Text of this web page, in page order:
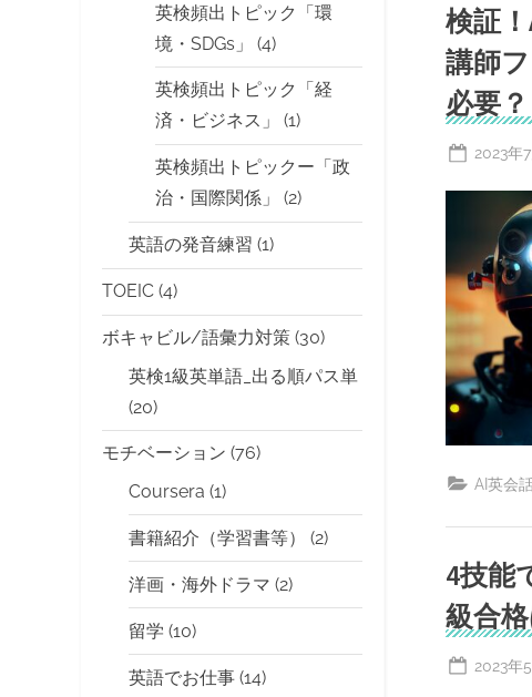
検証
講師
必要？
Posted
2023年
AI英会
4技能
級合
Posted
2023年
英検頻出トピック「環
境・SDGs」
(4)
英検頻出トピック「経
済・ビジネス」
(1)
英検頻出トピックー「政
治・国際関係」
(2)
英語の発音練習 (1)
TOEIC (4)
ボキャビル/語彙力対策 (30)
英検1級英単語_出る順パス単
(20)
モチベーション (76)
Coursera (1)
書籍紹介（学習書等） (2)
洋画・海外ドラマ (2)
留学 (10)
英語でお仕事 (14)